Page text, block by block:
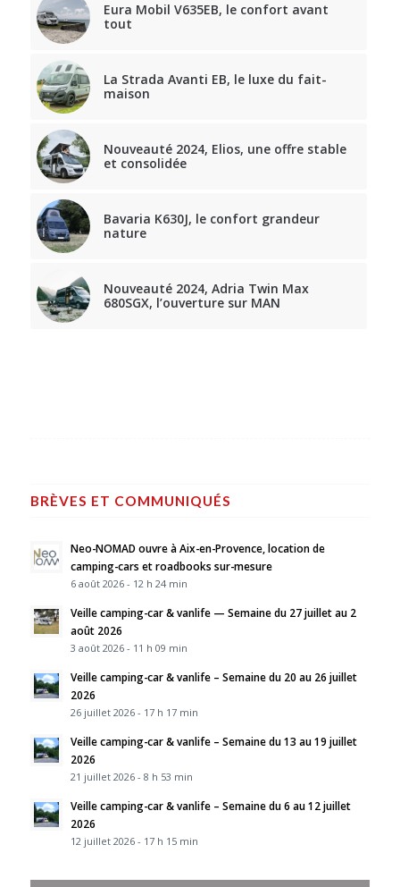
Eura Mobil V635EB, le confort avant
tout
La Strada Avanti EB, le luxe du fait-
maison
Nouveauté 2024, Elios, une offre stable
et consolidée
Bavaria K630J, le confort grandeur
nature
Nouveauté 2024, Adria Twin Max
680SGX, l’ouverture sur MAN
BRÈVES ET COMMUNIQUÉS
Neo-NOMAD ouvre à Aix-en-Provence, location de
camping-cars et roadbooks sur-mesure
6 août 2026 - 12 h 24 min
Veille camping-car & vanlife — Semaine du 27 juillet au 2
août 2026
3 août 2026 - 11 h 09 min
Veille camping-car & vanlife – Semaine du 20 au 26 juillet
2026
26 juillet 2026 - 17 h 17 min
Veille camping-car & vanlife – Semaine du 13 au 19 juillet
2026
21 juillet 2026 - 8 h 53 min
Veille camping-car & vanlife – Semaine du 6 au 12 juillet
2026
12 juillet 2026 - 17 h 15 min